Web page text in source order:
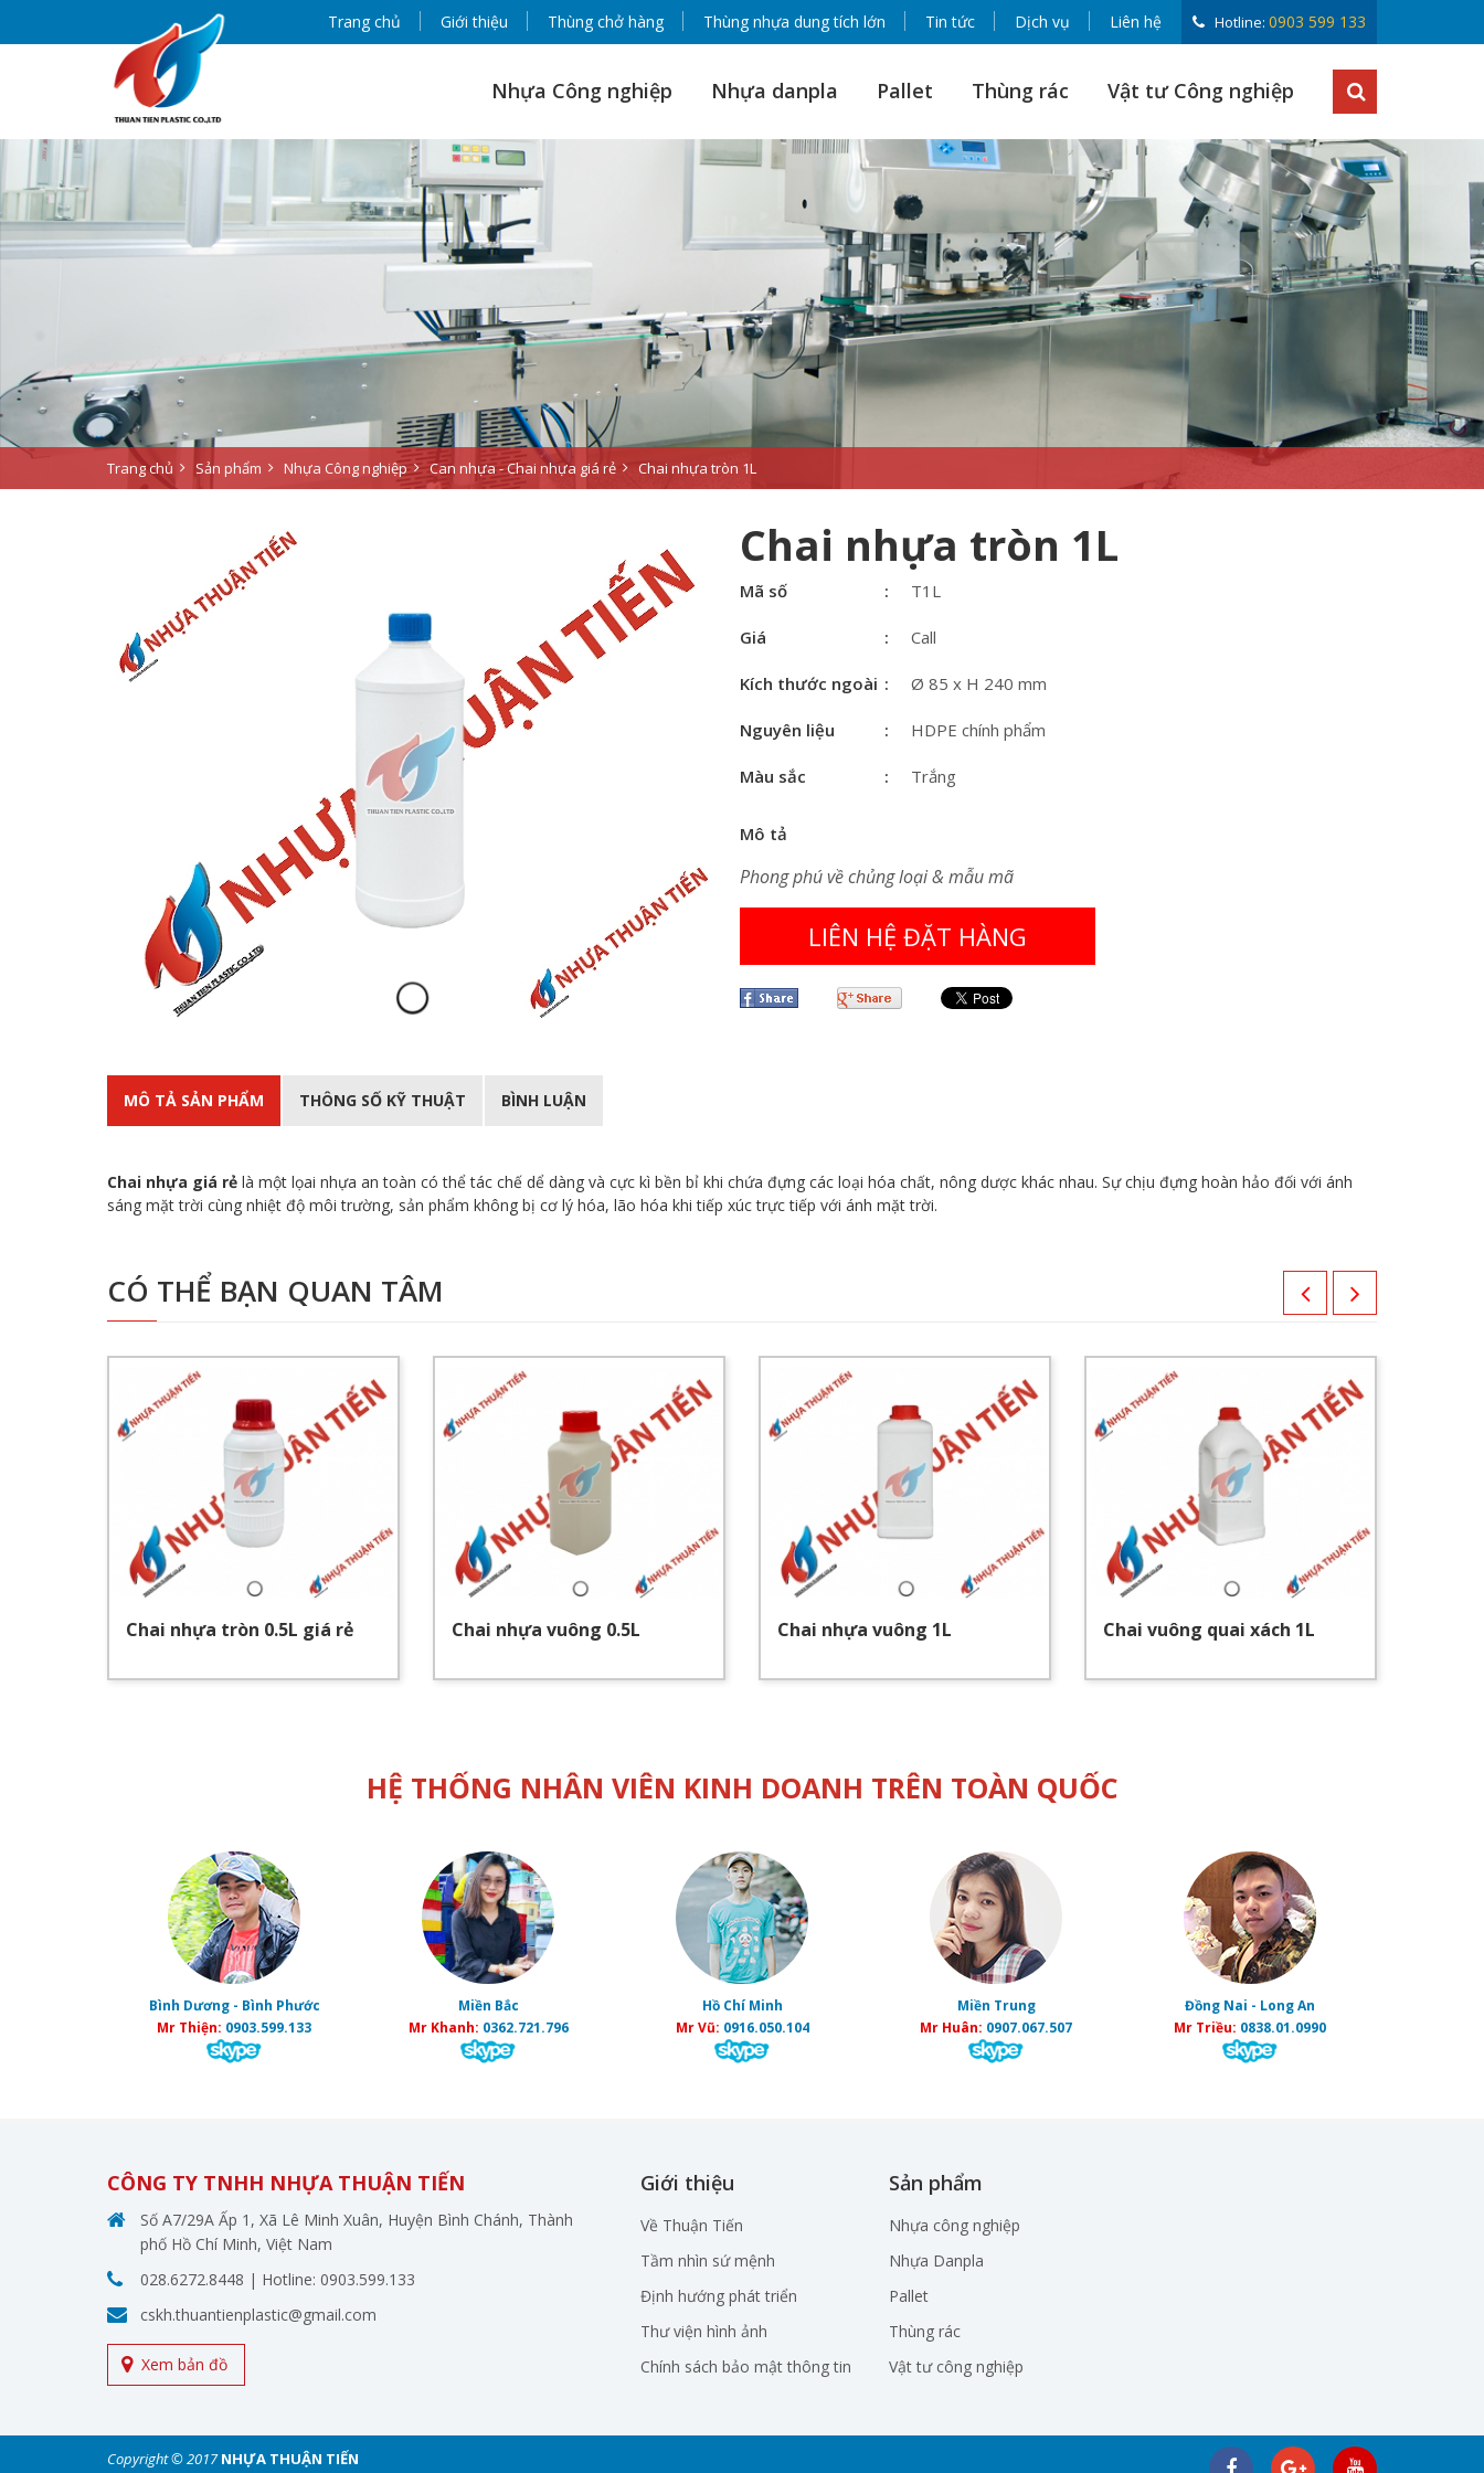
Hotline: 0903 599 133
Trang chủ Giới thiệu Thùng chở hàng Thùng nhựa dung tích lớn Tin tức Dịch vụ Liên hệ
Nhựa Công nghiệp Nhựa danpla Pallet Thùng rác Vật tư Công nghiệp
Trang chủ Sản phẩm Nhựa Công nghiệp Can nhựa - Chai nhựa giá rẻ Chai nhựa tròn 1L
Chai nhựa tròn 1L
Mã số T1L
Giá Call
Kích thước ngoài Ø 85 x H 240 mm
Nguyên liệu HDPE chính phẩm
Màu sắc Trắng
Mô tả
Phong phú về chủng loại & mẫu mã
LIÊN HỆ ĐẶT HÀNG
MÔ TẢ SẢN PHẨM THÔNG SỐ KỸ THUẬT BÌNH LUẬN
Chai nhựa giá rẻ là một lọai nhựa an toàn có thể tác chế dể dàng và cực kì bền bỉ khi chứa đựng các loại hóa chất, nông dược khác nhau. Sự chịu đựng hoàn hảo đối với ánh
sáng mặt trời cùng nhiệt độ môi trường, sản phẩm không bị cơ lý hóa, lão hóa khi tiếp xúc trực tiếp với ánh mặt trời.
CÓ THỂ BẠN QUAN TÂM
Chai nhựa tròn 0.5L giá rẻ Chai nhựa vuông 0.5L Chai nhựa vuông 1L Chai vuông quai xách 1L
HỆ THỐNG NHÂN VIÊN KINH DOANH TRÊN TOÀN QUỐC
Bình Dương - Bình Phước
Mr Thiện: 0903.599.133
Miền Bắc
Mr Khanh: 0362.721.796
Hồ Chí Minh
Mr Vũ: 0916.050.104
Miền Trung
Mr Huân: 0907.067.507
Đồng Nai - Long An
Mr Triều: 0838.01.0990
CÔNG TY TNHH NHỰA THUẬN TIẾN
Số A7/29A Ấp 1, Xã Lê Minh Xuân, Huyện Bình Chánh, Thành
phố Hồ Chí Minh, Việt Nam
028.6272.8448 | Hotline: 0903.599.133
cskh.thuantienplastic@gmail.com
Xem bản đồ
Giới thiệu
Về Thuận Tiến
Tầm nhìn sứ mệnh
Định hướng phát triển
Thư viện hình ảnh
Chính sách bảo mật thông tin
Sản phẩm
Nhựa công nghiệp
Nhựa Danpla
Pallet
Thùng rác
Vật tư công nghiệp
Copyright © 2017NHỰA THUẬN TIẾN